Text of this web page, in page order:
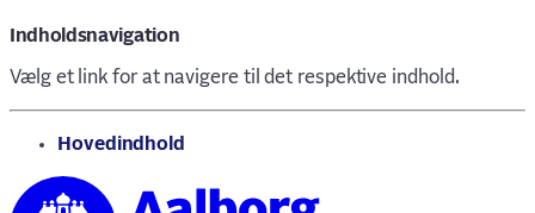
Indholdsnavigation
Vælg et link for at navigere til det respektive indhold.
gå til
Hovedindhold